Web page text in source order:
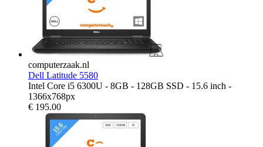
computerzaak.nl
Dell Latitude 5580
Intel Core i5 6300U - 8GB - 128GB SSD - 15.6 inch -
1366x768px
€ 195.00